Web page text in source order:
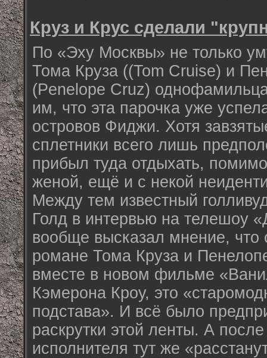
Круз и Крус сделали
По «Эху Москвы» не только
Тома Круза ((Tom Cruise) и
(Penelope Cruz)
им, что эта парочка уже
островов Фиджи. Хотя
сплетники всего лишь
прибыл туда отдыхать,
женой, ещё и с некой
Между тем известный
Голд в интервью на телешоу
вообще высказал мнение,
романе Тома Круза и
вместе в новом фильме
Кэмерона Кроу, это
подстава». И всё было
раскрутки этой ленты. А
исполнителя тут же